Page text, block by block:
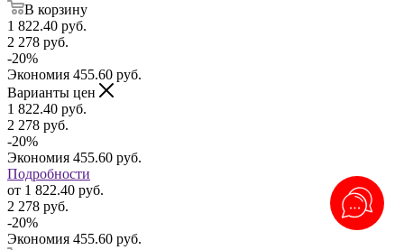
В корзину
1 822.40 руб.
2 278 руб.
-20%
Экономия 455.60 руб.
Варианты цен
1 822.40 руб.
2 278 руб.
-20%
Экономия 455.60 руб.
Подробности
от 1 822.40 руб.
2 278 руб.
-20%
Экономия 455.60 руб.